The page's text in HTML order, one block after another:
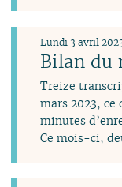
Bilan du
Lundi 3 avril
Treize
mars 2023, ce
minutes
Ce mois-ci,